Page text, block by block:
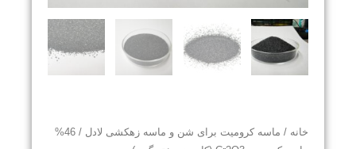
خانه / ماسه کرومیت برای شن و ماسه زهکشی لادل
/ 46%